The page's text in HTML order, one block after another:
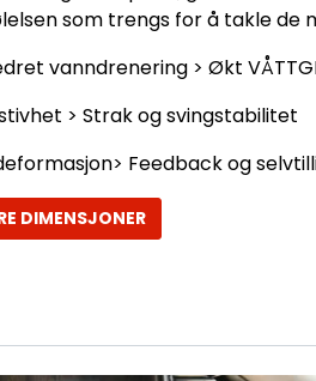
som trengs for å takle de
vanndrenering > Økt
> Strak og svingstabilitet
Feedback og
DIMENSJONER